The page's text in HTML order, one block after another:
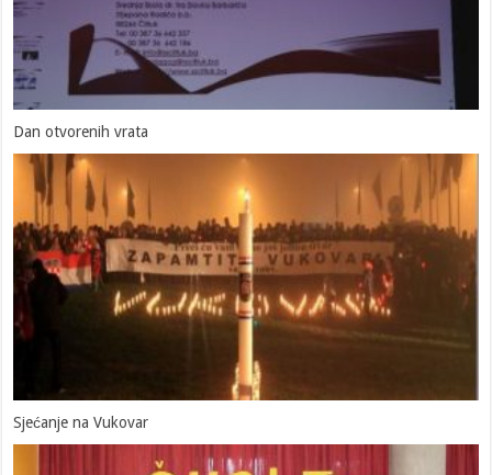
Dan otvorenih vrata
Sjećanje na Vukovar